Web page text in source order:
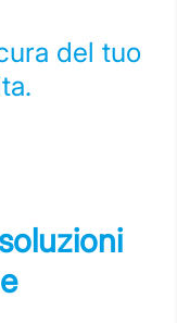
del tuo
soluzioni